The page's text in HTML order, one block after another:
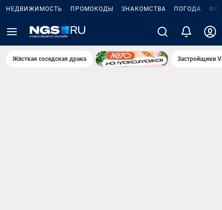
НЕДВИЖИМОСТЬ ПРОМОКОДЫ ЗНАКОМСТВА ПОГОДА
Жёсткая соседская драка Застройщики